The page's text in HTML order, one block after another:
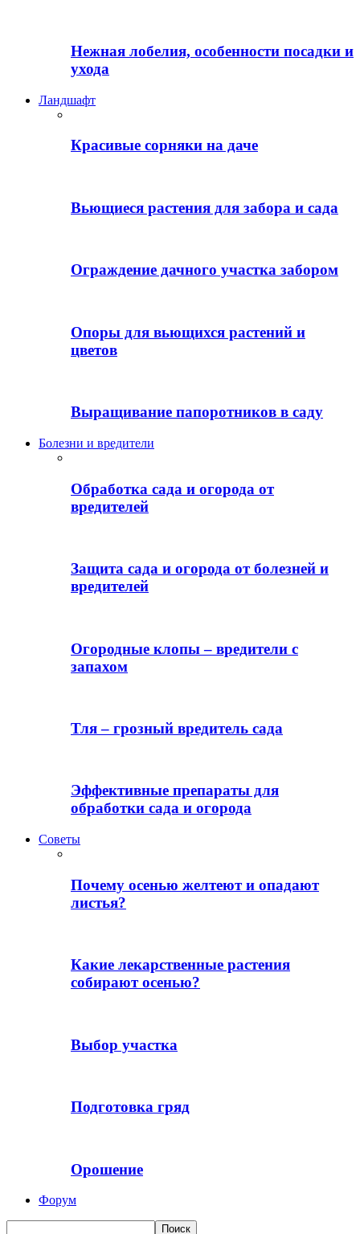
Нежная лобелия, особенности посадки и
ухода
Ландшафт
Красивые сорняки на даче
Вьющиеся растения для забора и сада
Ограждение дачного участка забором
Опоры для вьющихся растений и
цветов
Выращивание папоротников в саду
Болезни и вредители
Обработка сада и огорода от
вредителей
Защита сада и огорода от болезней и
вредителей
Огородные клопы – вредители с
запахом
Тля – грозный вредитель сада
Эффективные препараты для
обработки сада и огорода
Советы
Почему осенью желтеют и опадают
листья?
Какие лекарственные растения
собирают осенью?
Выбор участка
Подготовка гряд
Орошение
Форум